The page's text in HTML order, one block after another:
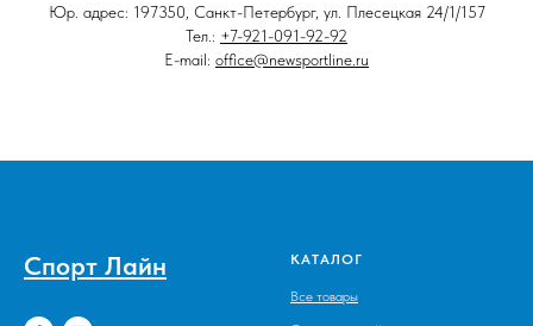
Юр. адрес: 197350, Санкт-Петербург, ул. Плесецкая 24/1/157
Тел.: +7-921-091-92-92
E-mail: office@newsportline.ru
Спорт Лайн КАТАЛОГ
Все товары